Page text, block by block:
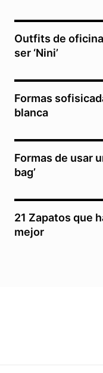
Outfits de
ser ‘Nini’
Formas
blanca
Formas de usar
bag’
21 Zapatos que
mejor